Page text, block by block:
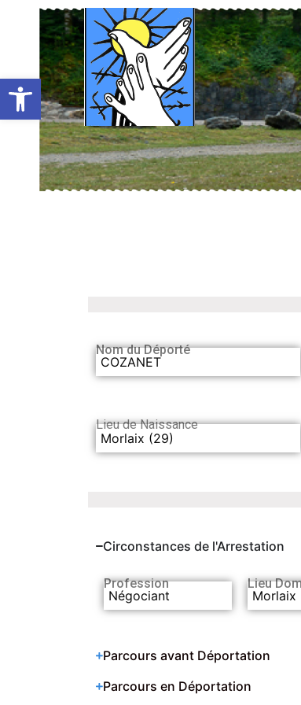
Ouvrir la barre d’outils
Nom du Déporté
COZANET
Lieu de Naissance
Morlaix (29)
Circonstances de l'Arrestation
Profession
Négociant
Lieu
Morlaix
Parcours avant Déportation
Parcours en Déportation